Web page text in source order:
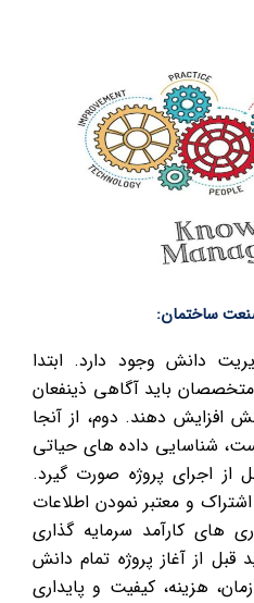
ساختمان:
دانش وجود دارد. ابتدا
باید آگاهی ذینفعان
افزایش دهند. دوم، از آنجا
شناسایی داده های حیاتی
از اجرای پروژه صورت گیرد.
و معتبر نمودن اطلاعات
های کارآمد سرمایه گذاری
قبل از آغاز پروژه تمام دانش
هزینه، کیفیت و پایداری